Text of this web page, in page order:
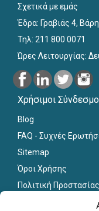
Σχετικά με εμάς
Έδρα: Γραβιάς 4,
Τηλ: 211 800 0071
Ώρες Λειτουργίας:
Χρήσιμοι
Blog
FAQ - Συχνές
Sitemap
Όροι Χρήσης
Πολιτική